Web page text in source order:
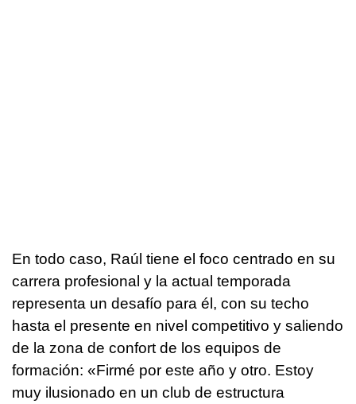
En todo caso, Raúl tiene el foco centrado en su
carrera profesional y la actual temporada
representa un desafío para él, con su techo
hasta el presente en nivel competitivo y saliendo
de la zona de confort de los equipos de
formación: «Firmé por este año y otro. Estoy
muy ilusionado en un club de estructura